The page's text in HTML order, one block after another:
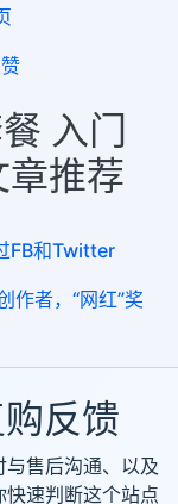
入门
推荐
FB和Twitter
作者，“网红”奖
反馈
售后沟通、以及
速判断这个站点